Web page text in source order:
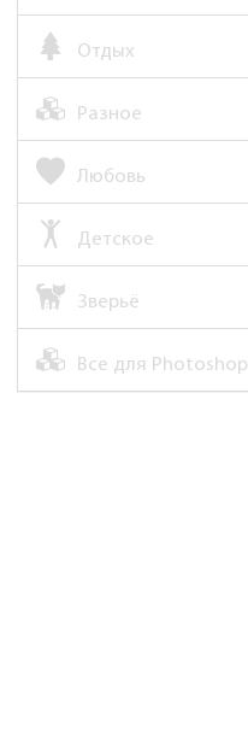
Отдых
Разное
Любовь
Детское
Зверьё
Все для Photoshop